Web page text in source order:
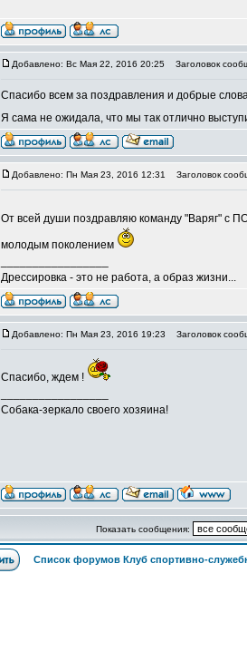
Добавлено: Вс Мая 22, 2016 20:25 Заголовок
Спасибо всем за поздравления и добрые
Я сама не ожидала, что мы так отлично
Добавлено: Пн Мая 23, 2016 12:31 Заголовок
От всей души поздравляю команду "Варяг" с
молодым поколением
Дрессировка - это не работа, а образ жизни...
Добавлено: Пн Мая 23, 2016 19:23 Заголовок
Спасибо, ждем !
Собака-зеркало своего хозяина!
Показать сообщения:
Список форумов Клуб спортивно-